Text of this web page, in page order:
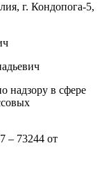
г. Кондопога-5,
надзору в сфере
– 73244 от